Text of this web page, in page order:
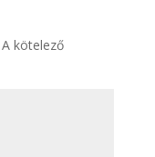
A kötelező